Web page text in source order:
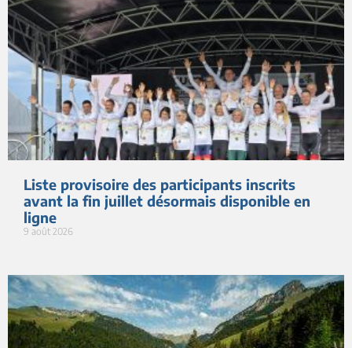
Liste provisoire des participants inscrits
avant la fin juillet désormais disponible en
ligne
9 août 2026